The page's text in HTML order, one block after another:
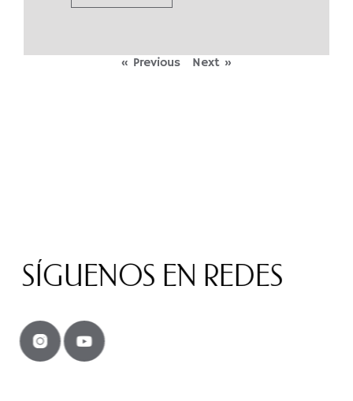
« Previous Next »
SÍGUENOS EN REDES